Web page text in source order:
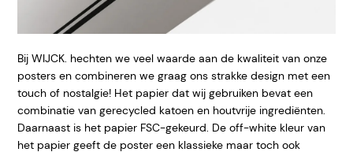
Bij WIJCK. hechten we veel waarde aan de kwaliteit van onze
posters en combineren we graag ons strakke design met een
touch of nostalgie! Het papier dat wij gebruiken bevat een
combinatie van gerecycled katoen en houtvrije ingrediënten.
Daarnaast is het papier FSC-gekeurd. De off-white kleur van
het papier geeft de poster een klassieke maar toch ook